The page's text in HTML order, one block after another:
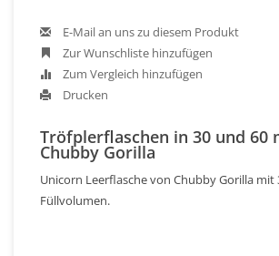
E-Mail an uns zu diesem Produkt
Zur Wunschliste hinzufügen
Zum Vergleich hinzufügen
Drucken
Tröfplerflaschen in 30 und 60
Chubby Gorilla
Unicorn Leerflasche von Chubby Gorilla mit
Füllvolumen.